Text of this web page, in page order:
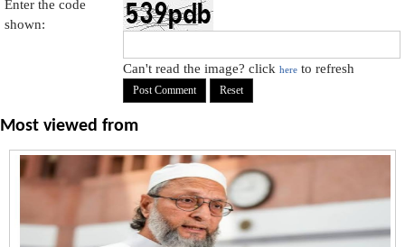
Enter the code
shown:
Can't read the image? clickhere to refresh
Most viewed from